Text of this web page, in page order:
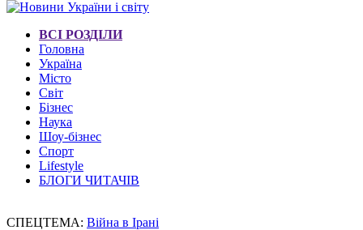
ВСІ РОЗДІЛИ
Головна
Україна
Місто
Світ
Бізнес
Наука
Шоу-бізнес
Спорт
Lifestyle
БЛОГИ ЧИТАЧІВ
СПЕЦТЕМА: Війна в Ірані